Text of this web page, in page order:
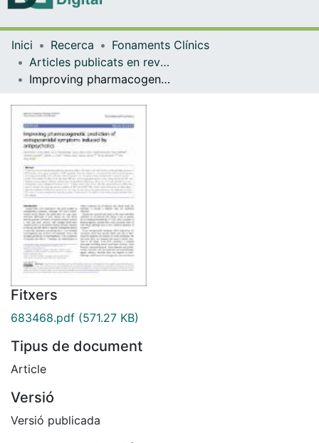
Navega per tot el DD
Inici Recerca
Fonaments Clínics
Articles publicats en revistes (Fonaments Clínics)
Improving pharmacogenetic prediction of extrapyramidal symptoms induced by antipshycotics
Fitxers
683468.pdf (571.27 KB)
Tipus de document
Article
Versió
Versió publicada